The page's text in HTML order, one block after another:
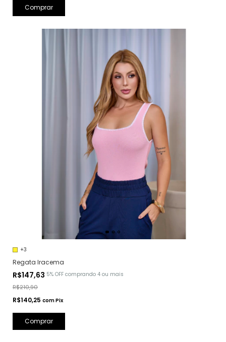
Comprar
+3
Regata Iracema
R$147,63 5% OFF comprando 4 ou mais
R$210,90
R$140,25 comPix
Comprar